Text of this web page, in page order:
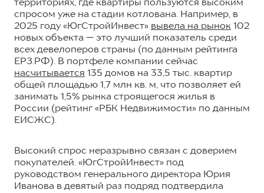
территориях, где квартиры пользуются высоким
спросом уже на стадии котлована. Например, в
2025 году «ЮгСтройИнвест» вывела на рынок 102
новых объекта — это лучший показатель среди
всех девелоперов страны (по данным рейтинга
ЕРЗ.РФ). В портфеле компании сейчас
насчитывается 135 домов на 33,5 тыс. квартир
общей площадью 1,7 млн кв. м, что позволяет ей
занимать 1,5% рынка строящегося жилья в
России (рейтинг «РБК Недвижимости» по данным
ЕИСЖС).
Высокий спрос неразрывно связан с доверием
покупателей. «ЮгСтройИнвест» под
руководством генерального директора Юрия
Иванова в девятый раз подряд подтвердила